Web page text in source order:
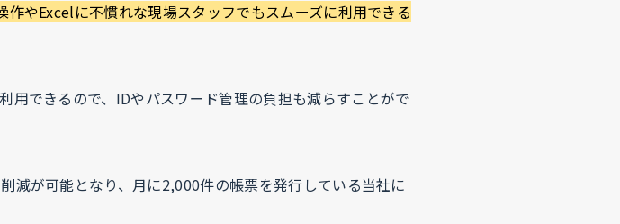
作やExcelに不慣れな現場スタッフでもスムーズに利用できる
用できるので、IDやパスワード管理の負担も減らすことがで
減が可能となり、月に2,000件の帳票を発行している当社に